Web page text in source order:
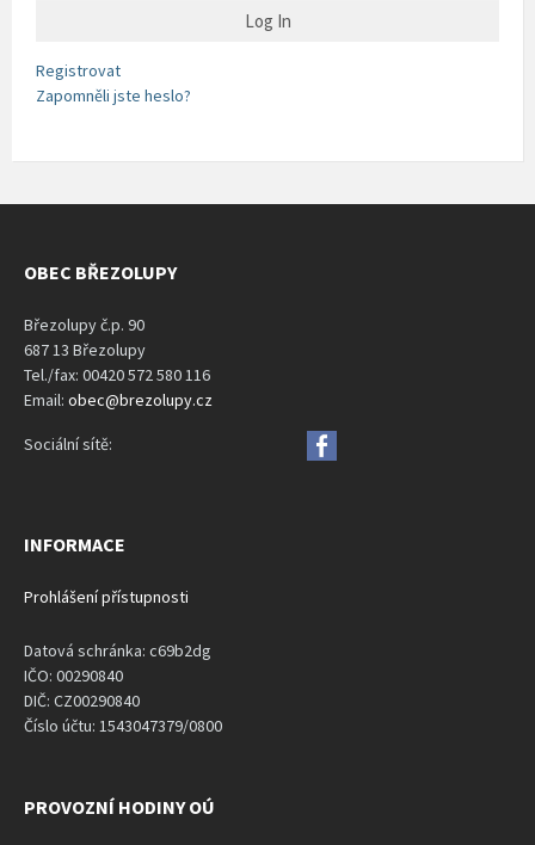
Registrovat
Zapomněli jste heslo?
OBEC BŘEZOLUPY
Březolupy č.p. 90
687 13 Březolupy
Tel./fax: 00420 572 580 116
Email: obec@brezolupy.cz
Sociální sítě:
INFORMACE
Prohlášení přístupnosti
Datová schránka: c69b2dg
IČO: 00290840
DIČ: CZ00290840
Číslo účtu: 1543047379/0800
PROVOZNÍ HODINY OÚ